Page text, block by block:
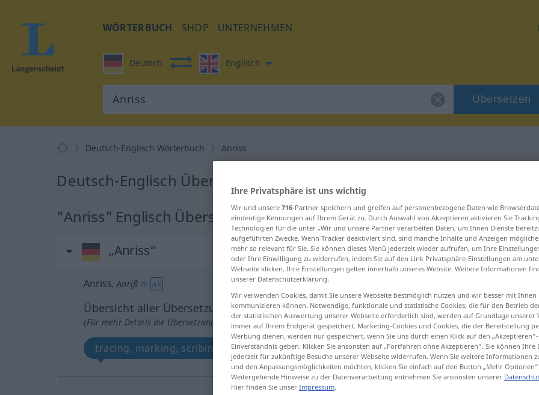
WÖRTERBUCH SHOP UNTERNEHMEN
Deutsch Englisch
Übersetzen
Deutsch-Englisch Wörterbuch Anriss
Deutsch-Englisch Übersetzung für "Anriss"
"Anriss" Englisch Übersetzung
„Anriss“
Anriss,Anriß m AR
Übersicht aller Übersetzungen
(Für mehr Details die Übersetzung anklicken/antippen)
tracing, marking, scribing incipient crack
Ihre Privatsphäre ist uns wichtig
Wir und unsere 716-Partner speichern und greifen auf personenbezogene Daten wie
eindeutige Kennungen auf Ihrem Gerät zu. Durch Auswahl von Akzeptieren aktivieren Sie
Technologien für die unter „Wir und unsere Partner verarbeiten Daten, um Ihnen Dienste
aufgeführten Zwecke. Wenn Tracker deaktiviert sind, sind manche Inhalte und Anzeigen
mehr so relevant für Sie. Sie können dieses Menü jederzeit wieder aufrufen, um Ihre
oder Ihre Einwilligung zu widerrufen, indem Sie auf den Link Privatsphäre-Einstellungen am
Webseite klicken. Ihre Einstellungen gelten innerhalb unseres Website. Weitere Informationen
unserer Datenschutzerklärung.
Wir verwenden Cookies, damit Sie unsere Webseite bestmöglich nutzen und wir besser mit Ihnen
kommunizieren können. Notwendige, funktionale und statistische Cookies, die für den Betrieb
der statistischen Auswertung unserer Webseite erforderlich sind, werden auf Grundlage unserer
immer auf Ihrem Endgerät gespeichert. Marketing-Cookies und Cookies, die der Bereitstellung
Werbung dienen, werden nur gespeichert, wenn Sie uns durch einen Klick auf den
Einverständnis geben. Klicken Sie ansonsten auf „Fortfahren ohne Akzeptieren“. Sie können
jederzeit für zukünftige Besuche unserer Webseite widerrufen. Wenn Sie weitere Informationen
und den Anpassungsmöglichkeiten möchten, klicken Sie einfach auf den Button „Mehr
Weitergehende Hinweise zu der Datenverarbeitung entnehmen Sie ansonsten unserer
Hier finden Sie unser Impressum.